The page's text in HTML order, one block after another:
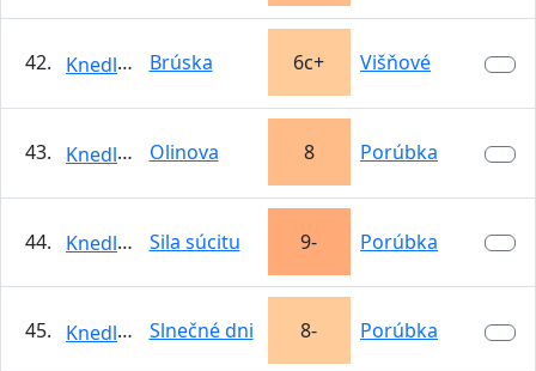
42. KnedloVepro Brúska 6c+ Višňové
43. KnedloVepro Olinova 8 Porúbka
44. KnedloVepro Sila súcitu 9- Porúbka
45. KnedloVepro Slnečné dni 8- Porúbka